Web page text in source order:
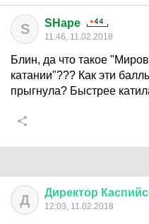
S SHape
11:46, 11.02.2018
Блин, да что такое
катании"??? Как эти
прыгнула? Быстрее
Д Директор
12:03, 11.02.2018